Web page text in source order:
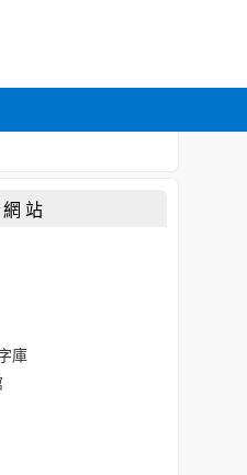
站
庫